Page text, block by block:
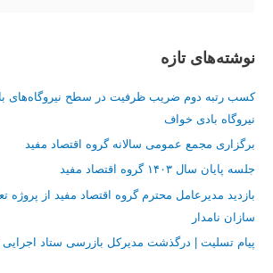
ج
ب
ر
ا
ی
:
نوشته‌های تازه
کسب رتبه دوم ضریب ظرفیت در سطح نیروگاه‌های
نیروگاه بادی خواف
برگزاری مجمع عمومی سالانه گروه اقتصاد مفید
جلسه پایان سال ۱۴۰۳ گروه اقتصاد مفید
بازدید مدیرعامل محترم گروه اقتصاد مفید از پروژه
سازان نامدار
پیام تسلیت | درگذشت مدیرکل بازرسی ستاد اجرایی